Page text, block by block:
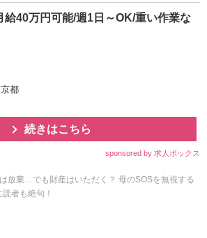
給40万円可能/週1日～OK/重い作業な
都
続きはこちら
sponsored by 求人ボックス
放棄…でも財産はいただく？ 母のSOSを無視する
者も絶句！